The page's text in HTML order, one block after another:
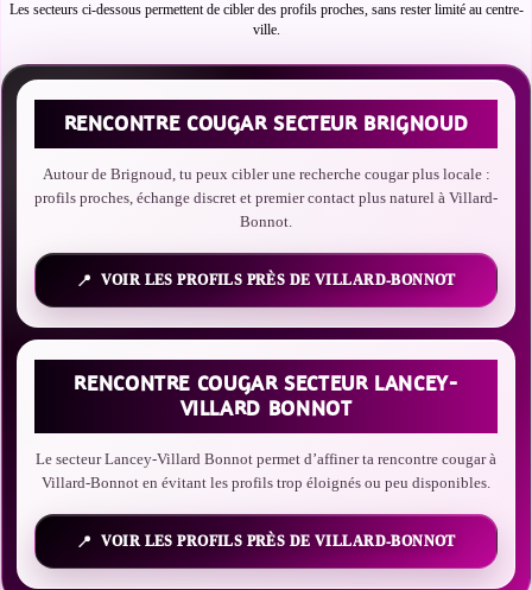
Les secteurs ci-dessous permettent de cibler des profils proches, sans rester limité au centre-
ville.
RENCONTRE COUGAR SECTEUR BRIGNOUD
Autour de Brignoud, tu peux cibler une recherche cougar plus locale :
profils proches, échange discret et premier contact plus naturel à Villard-
Bonnot.
VOIR LES PROFILS PRÈS DE VILLARD-BONNOT
RENCONTRE COUGAR SECTEUR LANCEY-
VILLARD BONNOT
Le secteur Lancey-Villard Bonnot permet d’affiner ta rencontre cougar à
Villard-Bonnot en évitant les profils trop éloignés ou peu disponibles.
VOIR LES PROFILS PRÈS DE VILLARD-BONNOT